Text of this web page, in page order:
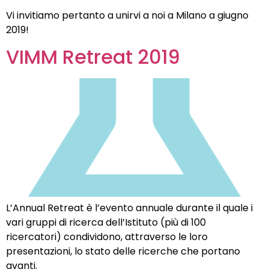
Vi invitiamo pertanto a unirvi a noi a Milano a giugno
2019!
VIMM Retreat 2019
L’Annual Retreat è l’evento annuale durante il quale i
vari gruppi di ricerca dell’Istituto (più di 100
ricercatori) condividono, attraverso le loro
presentazioni, lo stato delle ricerche che portano
avanti.